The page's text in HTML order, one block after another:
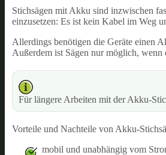
Stichsägen mit Akku sind inzwischen
einzusetzen: Es ist kein Kabel im Weg
Allerdings benötigen die Geräte einen
Außerdem ist Sägen nur möglich,
Für längere Arbeiten mit der Akku-
Vorteile und Nachteile von Akku-
mobil und unabhängig vom